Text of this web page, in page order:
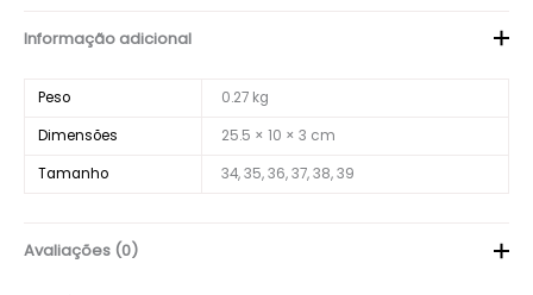
Informação adicional
Peso
0.27 kg
Dimensões
25.5 × 10 × 3 cm
Tamanho
34, 35, 36, 37, 38, 39
Avaliações (0)